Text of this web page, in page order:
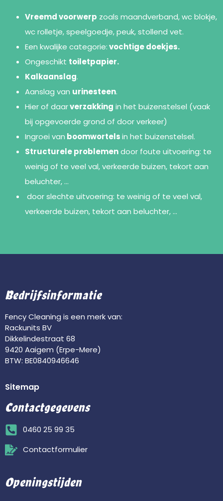
Vreemd voorwerp zoals maandverband, wc blokje,
wc rolletje, speelgoedje, peuk, stollend vet.
Een kwalijke categorie:vochtige doekjes.
Ongeschikt toiletpapier.
Kalkaanslag.
Aanslag van urinesteen.
Hier of daarverzakking in het buizenstelsel (vaak
bij opgevoerde grond of door verkeer)
Ingroei van boomwortelsin het buizenstelsel.
Structurele problemendoor foute uitvoering: te
weinig of te veel val, verkeerde buizen, tekort aan
beluchter, …
door slechte uitvoering: te weinig of te veel val,
verkeerde buizen, tekort aan beluchter, …
Bedrijfsinformatie
Fency Cleaning is een merk van:
Rackunits BV
Dikkelindestraat 68
9420 Aaigem (Erpe-Mere)
BTW: BE0840946646
Sitemap
Contactgegevens
0460 25 99 35
Contactformulier
Openingstijden